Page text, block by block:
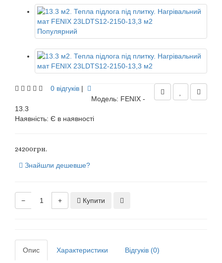
Популярний
0 відгуків |
Модель: FENIX -
13.3
Наявність: Є в наявності
24200грн.
Знайшли дешевше?
− + Купити
Опис Характеристики Відгуків (0)